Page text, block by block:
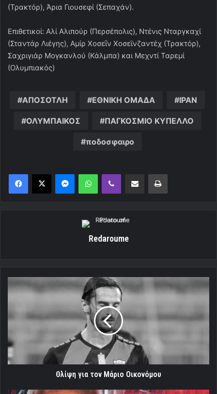
(Τρακτόρ), Άρια Γιουσεφί (Σεπαχάν).
Επιθετικοί: Αλί Αλιπούρ (Περσέπολις), Ντένις Νταργκαχί
(Σταντάρ Λιέγης), Αμίρ Χοσεΐν Χοσεϊνζαντέχ (Τρακτόρ),
Σαχριγιάρ Μογκανλού (Κάλμπα) και Μεχντί Ταρεμί
(Ολυμπιακός)
ΑΠΟΣΟΤΛΗ ΕΘΝΙΚΗ ΟΜΑΔΑ ΙΡΑΝ
ΟΛΥΜΠΑΙΚΟΣ ΠΑΓΚΟΣΜΙΟ ΚΥΠΕΛΛΟ
ποδοσφαιρο
MessengerWhatsAppViber Κοινοποίηση μέσω ηλεκτρονικού ταχυδρομείουΕκτύπωση
Redaroume
Θλίψη
για
Μάριο
Οικονόμου
Θλίψη για τον Μάριο Οικονόμου